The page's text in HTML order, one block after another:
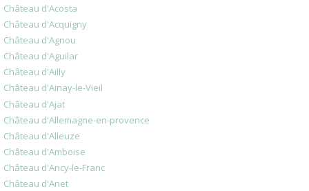
Château d'Acosta
Château d'Acquigny
Château d'Agnou
Château d'Aguilar
Château d'Ailly
Château d'Ainay-le-Vieil
Château d'Ajat
Château d'Allemagne-en-provence
Château d'Alleuze
Château d'Amboise
Château d'Ancy-le-Franc
Château d'Anet